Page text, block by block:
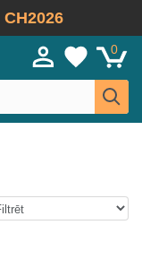
CH2026
0